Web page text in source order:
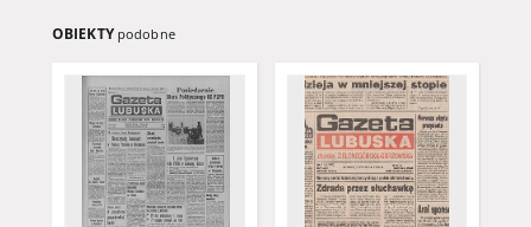
OBIEKTY podobne